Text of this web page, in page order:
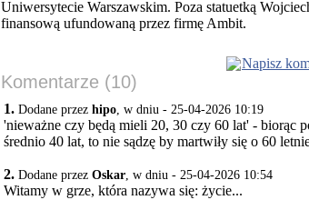
Uniwersytecie Warszawskim. Poza statuetką
finansową ufundowaną przez firmę Ambit.
Napisz
Komentarze (10)
1. Dodane przez hipo, w dniu - 25-04-2026 10:19
'nieważne czy będą mieli 20, 30 czy 60 lat' - biorąc
średnio 40 lat, to nie sądzę by martwiły się o 60
2. Dodane przez Oskar, w dniu - 25-04-2026 10:54
Witamy w grze, która nazywa się: życie...